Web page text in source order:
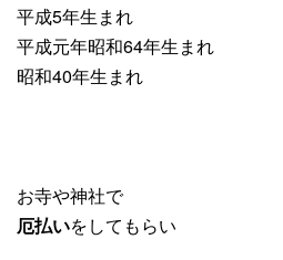
平成5年生まれ
平成元年昭和64年生まれ
昭和40年生まれ
お寺や神社で
厄払いをしてもらい